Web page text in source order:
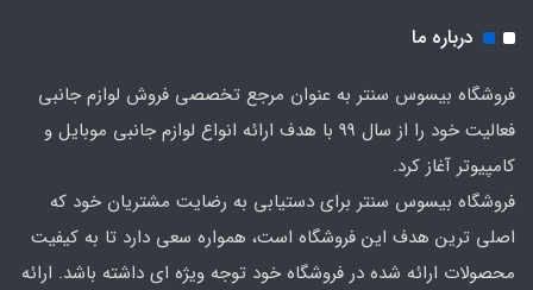
درباره ما
فروشگاه بیسوس سنتر به عنوان مرجع تخصصی فروش لوازم جانبی
فعالیت خود را از سال 99 با هدف ارائه انواع لوازم جانبی موبایل و
کامپیوتر آغاز کرد.
فروشگاه بیسوس سنتر برای دستیابی به رضایت مشتریان خود که
اصلی‌ ترین هدف این فروشگاه است، همواره سعی دارد تا به کیفیت
محصولات ارائه شده در فروشگاه خود توجه ویژه ای داشته باشد. ارائه